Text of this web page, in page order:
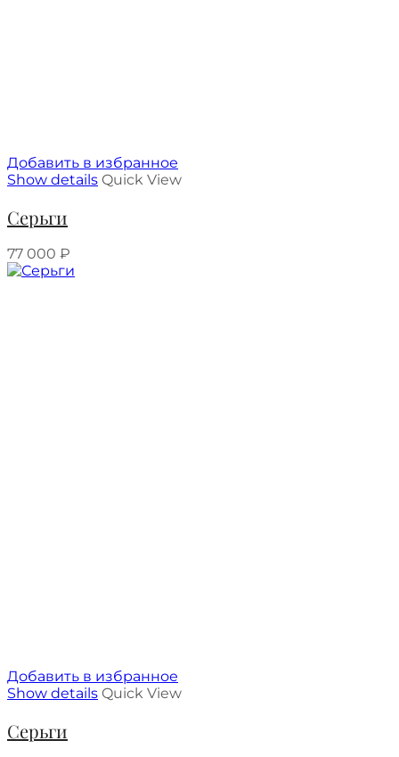
Добавить в избранное
Show details Quick View
Серьги
77 000 ₽
Добавить в избранное
Show details Quick View
Серьги